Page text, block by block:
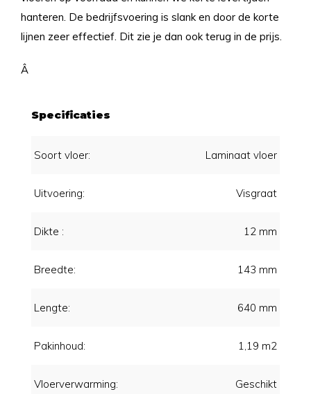
hanteren. De bedrijfsvoering is slank en door de korte
lijnen zeer effectief. Dit zie je dan ook terug in de prijs.
Â
Specificaties
Soort vloer: Laminaat vloer
Uitvoering: Visgraat
Dikte : 12 mm
Breedte: 143 mm
Lengte: 640 mm
Pakinhoud: 1,19 m2
Vloerverwarming: Geschikt